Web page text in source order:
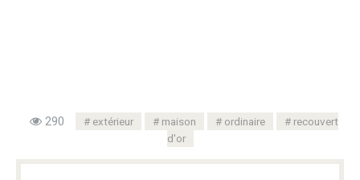
290 extérieur maison ordinaire
recouvert
d'or